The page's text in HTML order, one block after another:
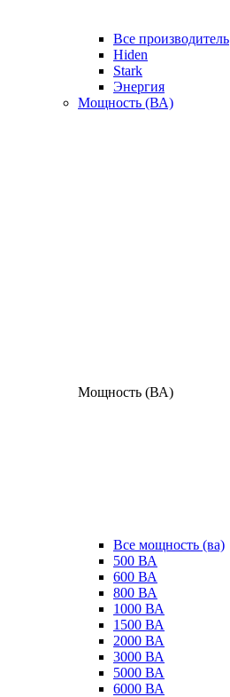
Все производитель
Hiden
Stark
Энергия
Мощность (ВА)
Мощность (ВА)
Все мощность (ва)
500 ВА
600 ВА
800 ВА
1000 ВА
1500 ВА
2000 ВА
3000 ВА
5000 ВА
6000 ВА